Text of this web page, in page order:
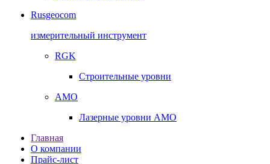
Rusgeocom
измерительный инструмент
RGK
Строительные уровни
AMO
Лазерные уровни AMO
Главная
О компании
Прайс-лист